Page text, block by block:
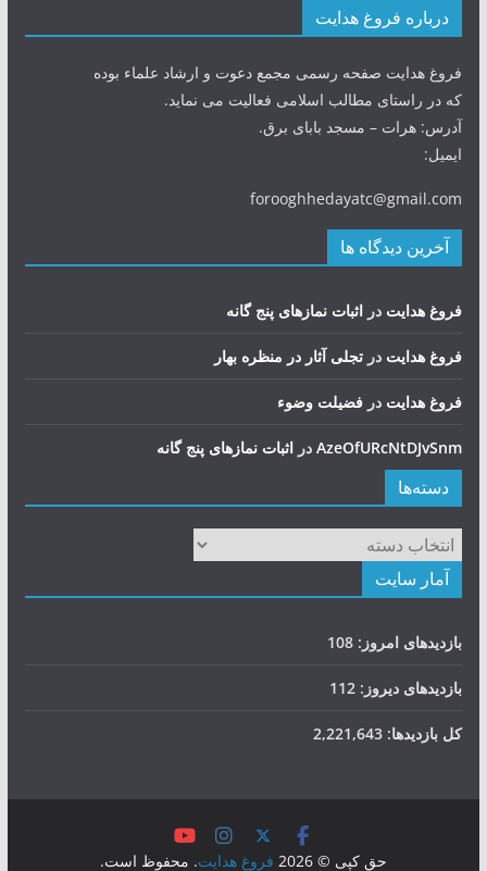
درباره فروغ هدایت
فروغ هدایت صفحه رسمی مجمع دعوت و ارشاد علماء بوده
که در راستای مطالب اسلامی فعالیت می نماید.
آدرس: هرات – مسجد بابای برق.
ایمیل:
forooghhedayatc@gmail.com
آخرین دیدگاه ها
فروغ هدایت در اثبات نمازهای پنج گانه
فروغ هدایت در تجلی آثار در منظره بهار
فروغ هدایت در فضيلت وضوء
AzeOfURcNtDJvSnmدر اثبات نمازهای پنج گانه
دسته‌ها
دسته‌ها
آمار سایت
بازدیدهای امروز: 108
بازدیدهای دیروز: 112
کل بازدیدها: 2,221,643
حق کپی © 2026 فروغ هدایت. محفوظ است.